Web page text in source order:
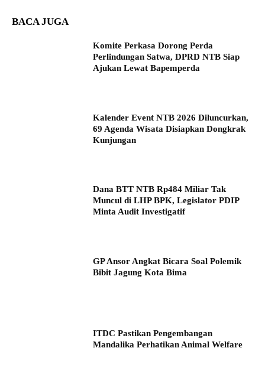
BACA JUGA
Komite Perkasa Dorong Perda
Perlindungan Satwa, DPRD NTB Siap
Ajukan Lewat Bapemperda
Kalender Event NTB 2026 Diluncurkan,
69 Agenda Wisata Disiapkan Dongkrak
Kunjungan
Dana BTT NTB Rp484 Miliar Tak
Muncul di LHP BPK, Legislator PDIP
Minta Audit Investigatif
GP Ansor Angkat Bicara Soal Polemik
Bibit Jagung Kota Bima
ITDC Pastikan Pengembangan
Mandalika Perhatikan Animal Welfare